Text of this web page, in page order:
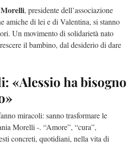
, presidente dell’associazione
amiche di lei e di Valentina, si stanno
Un movimento di solidarietà nato
il bambino, dal desiderio di dare
«Alessio ha bisogno
miracoli: sanno trasformare le
Morelli -. “Amore”, “cura”,
concreti, quotidiani, nella vita di